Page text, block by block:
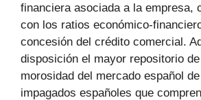
financiera asociada a la empresa,
con los ratios económico-
concesión del crédito comercial.
disposición el mayor repositorio
morosidad del mercado español
impagados españoles que